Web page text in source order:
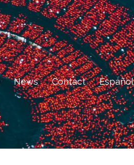
News Contact Español